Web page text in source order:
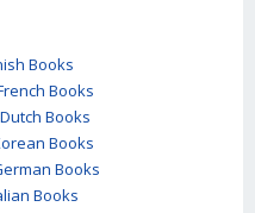
Books
Books
Books
Books
Books
Books